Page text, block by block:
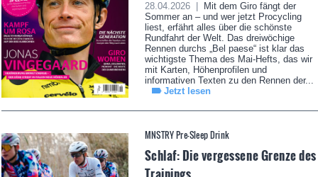
28.04.2026 |
Mit dem Giro fängt der
Sommer an – und wer jetzt Procycling
liest, erfährt alles über die schönste
Rundfahrt der Welt. Das dreiwöchige
Rennen durchs „Bel paese“ ist klar das
wichtigste Thema des Mai-Hefts, das wir
mit Karten, Höhenprofilen und
informativen Texten zu den Rennen der...
Jetzt lesen
MNSTRY Pre-Sleep Drink
Schlaf: Die vergessene Grenze des